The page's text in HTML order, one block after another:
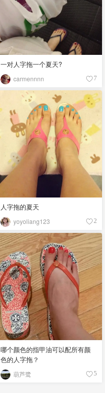
一对人字拖一个夏天?
carmennnn 7
人字拖的夏天
yoyoliang123 2
哪个颜色的指甲油可以配所有颜
色的人字拖？
葫芦鹭 5